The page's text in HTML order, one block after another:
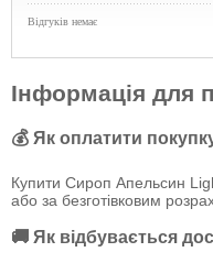
Відгуків немає
Інформація для
💰 Як оплатити
Купити Сироп Апельсин
або за безготівковим
🚚 Як відбувається